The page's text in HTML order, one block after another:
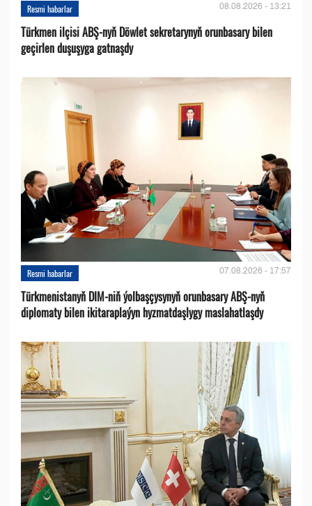
Resmi habarlar 08.08.2026 - 13:21
Türkmen ilçisi ABŞ-nyň Döwlet sekretarynyň orunbasary bilen
geçirlen duşuşyga gatnaşdy
Resmi habarlar 07.08.2026 - 17:57
Türkmenistanyň DIM-niň ýolbaşçysynyň orunbasary ABŞ-nyň
diplomaty bilen ikitaraplaýyn hyzmatdaşlygy maslahatlaşdy